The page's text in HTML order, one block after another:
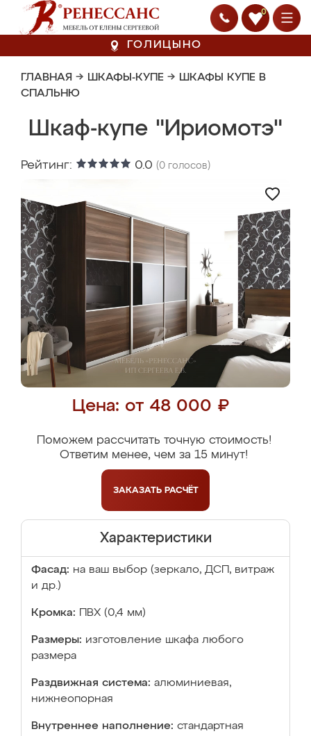
0
ГОЛИЦЫНО
ГЛАВНАЯ → ШКАФЫ-КУПЕ → ШКАФЫ КУПЕ В
СПАЛЬНЮ
Шкаф-купе "Ириомотэ"
Рейтинг: 0.0 (0 голосов)
Цена: от 48 000 ₽
Поможем рассчитать точную стоимость!
Ответим менее, чем за 15 минут!
ЗАКАЗАТЬ РАСЧЁТ
Характеристики
Фасад: на ваш выбор (зеркало, ДСП, витраж
и др.)
Кромка: ПВХ (0,4 мм)
Размеры: изготовление шкафа любого
размера
Раздвижная система: алюминиевая,
нижнеопорная
Внутреннее наполнение: стандартная